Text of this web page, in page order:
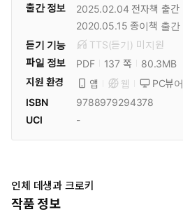
출간 정보 2025.02.04 전자책 출간
2020.05.15 종이책 출간
듣기 기능
TTS(듣기) 미 지원
파일 정보
PDF 137 쪽
80.3MB
지원 환경
앱 웹 PC뷰어
ISBN
9788979294378
UCI
-
인체 데생과 크로키
작품 정보